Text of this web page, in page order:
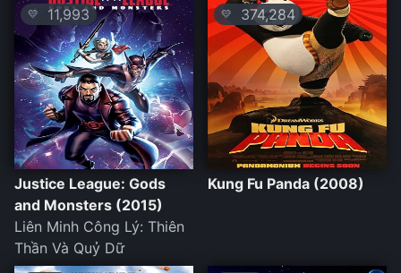
💛 11,993
Justice League: Gods
and Monsters (2015)
Liên Minh Công Lý: Thiên
Thần Và Quỷ Dữ
💛 374,284
Kung Fu Panda (2008)